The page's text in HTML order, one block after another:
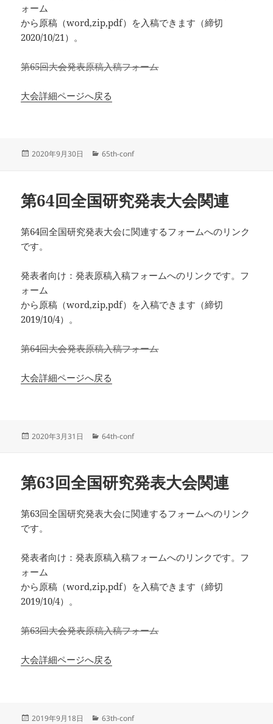
ォーム
から原稿（word,zip,pdf）を入稿できます（締切
2020/10/21）。
第65回大会発表原稿入稿フォーム
大会詳細ページへ戻る
投
2020年9月30日
カ
ー
65th-conf
第64回全国研究発表大会関連
第64回全国研究発表大会に関連するフォームへのリンク
です。
発表者向け：発表原稿入稿フォームへのリンクです。フ
ォーム
から原稿（word,zip,pdf）を入稿できます（締切
2019/10/4）。
第64回大会発表原稿入稿フォーム
大会詳細ページへ戻る
投
2020年3月31日
カ
ー
64th-conf
第63回全国研究発表大会関連
第63回全国研究発表大会に関連するフォームへのリンク
です。
発表者向け：発表原稿入稿フォームへのリンクです。フ
ォーム
から原稿（word,zip,pdf）を入稿できます（締切
2019/10/4）。
第63回大会発表原稿入稿フォーム
大会詳細ページへ戻る
投
2019年9月18日
カ
63th-conf